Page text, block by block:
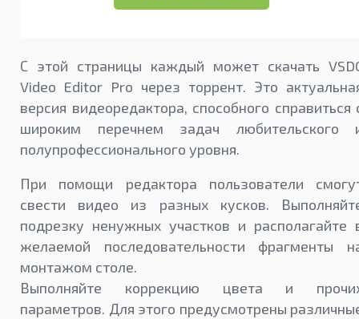
С этой страницы каждый может скачать
Video Editor Pro через торрент. Это
версия видеоредактора, способного справиться
широким перечнем задач любительского
полупрофессионального уровня.
При помощи редактора пользователи
свести видео из разных кусков.
подрезку ненужных участков и располагайте
желаемой последовательности фрагменты
монтажом столе.
Выполняйте коррекцию цвета и
параметров. Для этого предусмотрены